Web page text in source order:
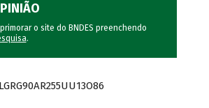
o site do BNDES preenchendo
.